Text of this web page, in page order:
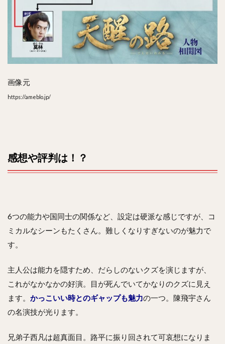
画像元
https://ameblo.jp/
感想や評判は！？
6つの能力や国同士の関係など、設定は硬派な感じですが、コ
ミカルなシーンもたくさん。難しくなりすぎないのが魅力で
す。
主人公は能力を隠すため、だらしのないクズを演じますが、
これがなかなかの好演。目が死んでいてかなりのクズに見え
ます。 かっこいい時とのギャップも魅力の一つ。陳飛宇さん
の名演技が光ります。
兄弟子西凡は超真面目。路平に振り回されて可哀想になりま